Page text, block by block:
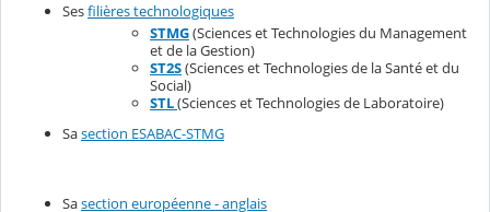
Sesfilières technologiques
STMG(Sciences et Technologies du Management
et de la Gestion)
ST2S(Sciences et Technologies de la Santé et du
Social)
STL(Sciences et Technologies de Laboratoire)
Sasection ESABAC-STMG
Sasection européenne - anglais